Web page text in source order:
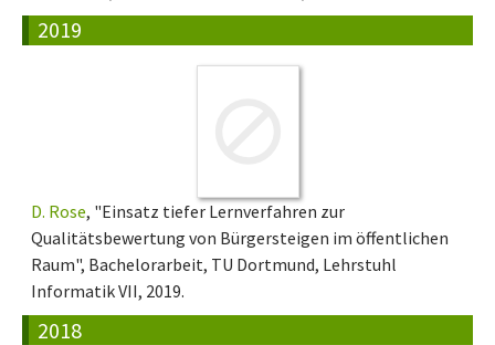
2019
D. Rose, "Einsatz tiefer Lernverfahren zur
Qualitätsbewertung von Bürgersteigen im öffentlichen
Raum", Bachelorarbeit, TU Dortmund, Lehrstuhl
Informatik VII, 2019.
2018